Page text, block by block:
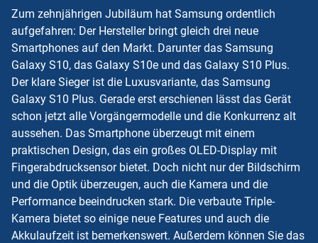
Zum zehnjährigen Jubiläum hat Samsung ordentlich
aufgefahren: Der Hersteller bringt gleich drei neue
Smartphones auf den Markt. Darunter das Samsung
Galaxy S10, das Galaxy S10e und das Galaxy S10 Plus.
Der klare Sieger ist die Luxusvariante, das Samsung
Galaxy S10 Plus. Gerade erst erschienen lässt das Gerät
schon jetzt alle Vorgängermodelle und die Konkurrenz alt
aussehen. Das Smartphone überzeugt mit einem
praktischen Design, das ein großes OLED-Display mit
Fingerabdrucksensor bietet. Doch nicht nur der Bildschirm
und die Optik überzeugen, auch die Kamera und die
Performance beeindrucken stark. Die verbaute Triple-
Kamera bietet so einige neue Features und auch die
Akkulaufzeit ist bemerkenswert. Außerdem können Sie das